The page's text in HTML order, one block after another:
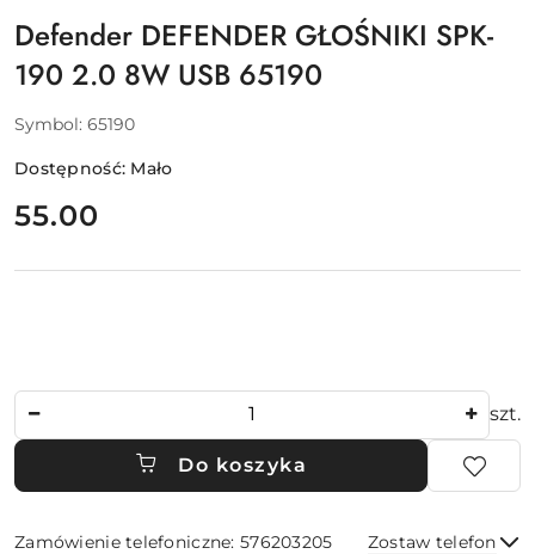
Defender DEFENDER GŁOŚNIKI SPK-
190 2.0 8W USB 65190
Symbol: 65190
Dostępność: Mało
cena:
55.00
szt.
Do koszyka
Zamówienie telefoniczne: 576203205 Zostaw telefon